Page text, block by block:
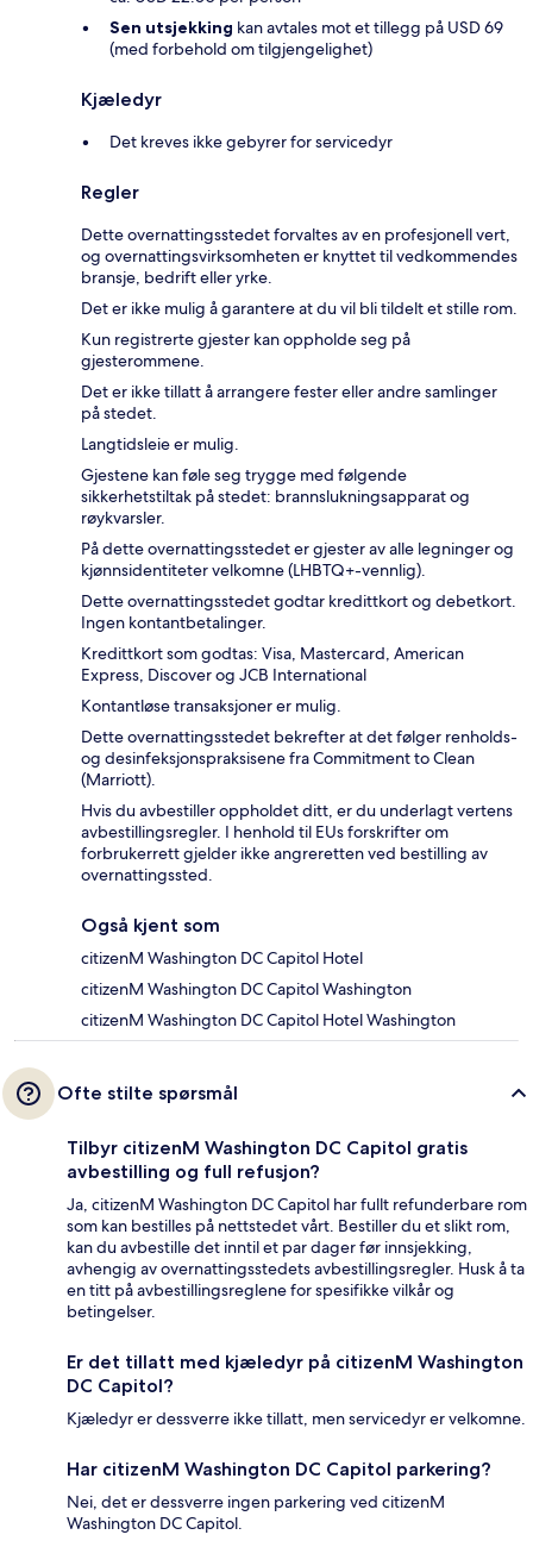
Sen utsjekking kan avtales mot et tillegg på USD 69
(med forbehold om tilgjengelighet)
Kjæledyr
Det kreves ikke gebyrer for servicedyr
Regler
Dette overnattingsstedet forvaltes av en profesjonell vert,
og overnattingsvirksomheten er knyttet til vedkommendes
bransje, bedrift eller yrke.
Det er ikke mulig å garantere at du vil bli tildelt et stille rom.
Kun registrerte gjester kan oppholde seg på
gjesterommene.
Det er ikke tillatt å arrangere fester eller andre samlinger
på stedet.
Langtidsleie er mulig.
Gjestene kan føle seg trygge med følgende
sikkerhetstiltak på stedet: brannslukningsapparat og
røykvarsler.
På dette overnattingsstedet er gjester av alle legninger og
kjønnsidentiteter velkomne (LHBTQ+-vennlig).
Dette overnattingsstedet godtar kredittkort og debetkort.
Ingen kontantbetalinger.
Kredittkort som godtas: Visa, Mastercard, American
Express, Discover og JCB International
Kontantløse transaksjoner er mulig.
Dette overnattingsstedet bekrefter at det følger renholds-
og desinfeksjonspraksisene fra Commitment to Clean
(Marriott).
Hvis du avbestiller oppholdet ditt, er du underlagt vertens
avbestillingsregler. I henhold til EUs forskrifter om
forbrukerrett gjelder ikke angreretten ved bestilling av
overnattingssted.
Også kjent som
citizenM Washington DC Capitol Hotel
citizenM Washington DC Capitol Washington
citizenM Washington DC Capitol Hotel Washington
Ofte stilte spørsmål
Tilbyr citizenM Washington DC Capitol gratis
avbestilling og full refusjon?
Ja, citizenM Washington DC Capitol har fullt refunderbare rom
som kan bestilles på nettstedet vårt. Bestiller du et slikt rom,
kan du avbestille det inntil et par dager før innsjekking,
avhengig av overnattingsstedets avbestillingsregler. Husk å ta
en titt på avbestillingsreglene for spesifikke vilkår og
betingelser.
Er det tillatt med kjæledyr på citizenM Washington
DC Capitol?
Kjæledyr er dessverre ikke tillatt, men servicedyr er velkomne.
Har citizenM Washington DC Capitol parkering?
Nei, det er dessverre ingen parkering ved citizenM
Washington DC Capitol.